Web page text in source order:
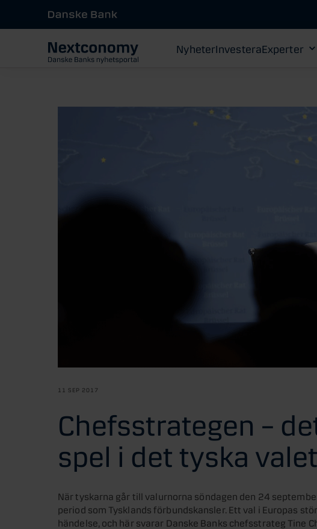
NyheterInvesteraExperter
11 SEP 2017
Chefsstrategen –
spel i det tyska valet
När tyskarna går till valurnorna söndagen den 24
period som Tysklands förbundskansler. Ett val i Europas
händelse, och här svarar Danske Banks chefsstrateg Tine